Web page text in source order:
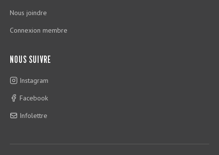
Nous joindre
Connexion membre
NOUS SUIVRE
Instagram
Facebook
Infolettre